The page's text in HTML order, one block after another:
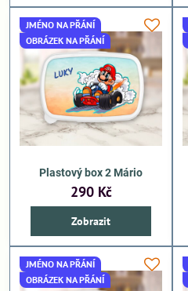
JMÉNO NA PŘÁNÍ
OBRÁZEK NA PŘÁNÍ
Plastový box 2 Mário
290 Kč
Zobrazit
JMÉNO NA PŘÁNÍ
OBRÁZEK NA PŘÁNÍ